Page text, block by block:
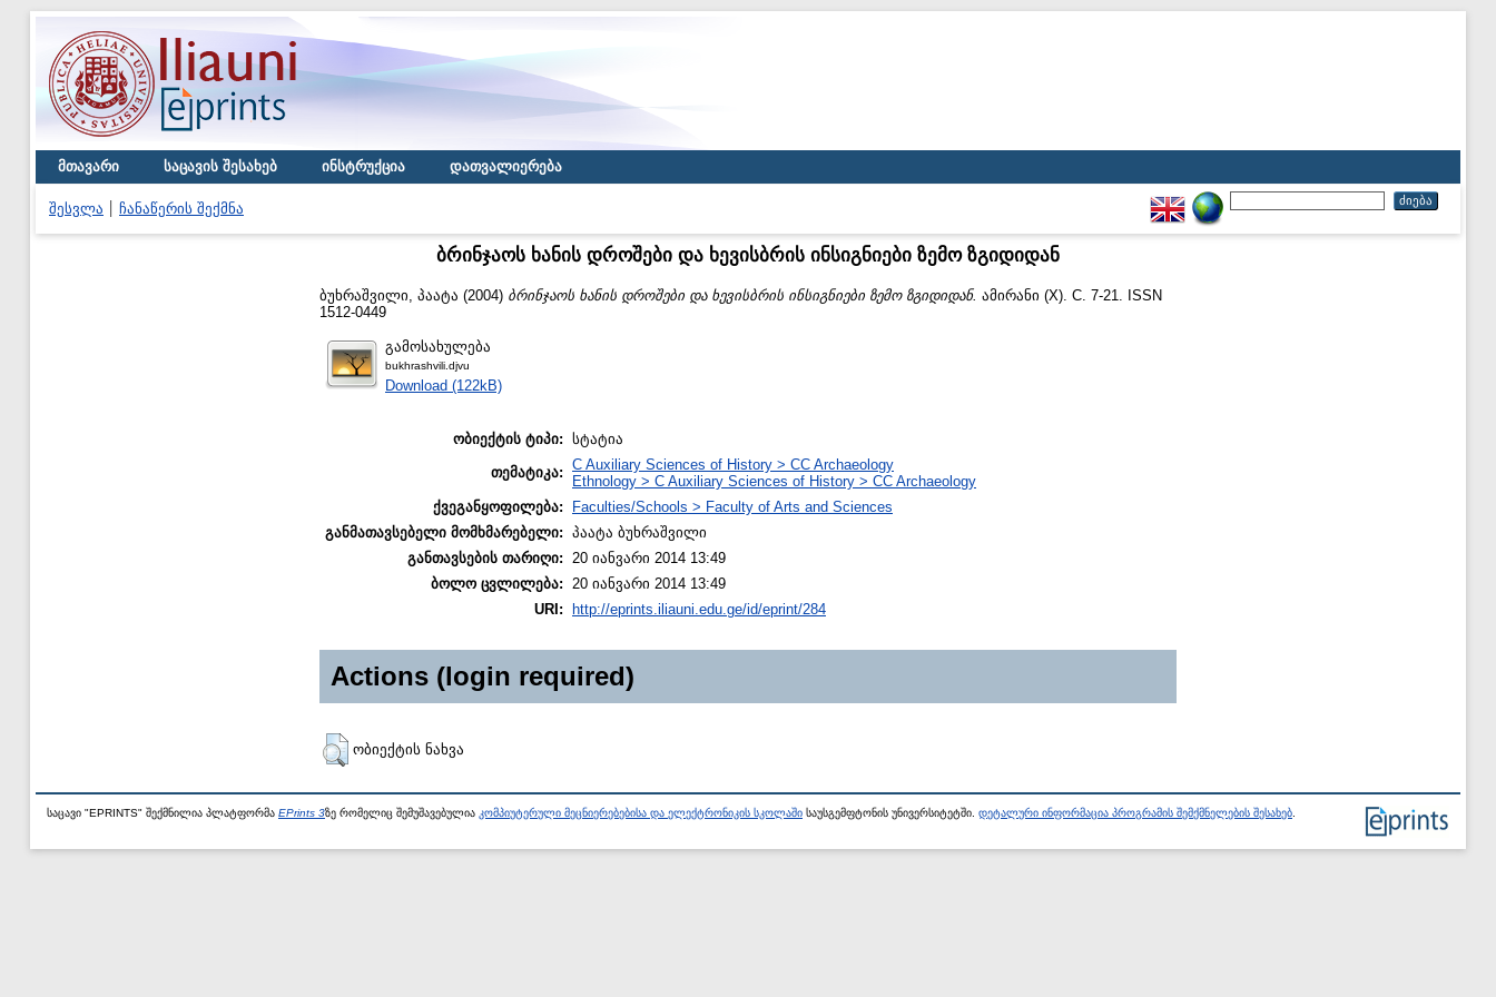
მთავარი საცავის შესახებ ინსტრუქცია დათვალიერება
შესვლა ჩანაწერის შექმნა
ბრინჯაოს ხანის დროშები და ხევისბრის ინსიგნიები ზემო ზგიდიდან
ბუხრაშვილი, პაატა (2004) ბრინჯაოს ხანის დროშები და ხევისბრის ინსიგნიები ზემო ზგიდიდან. ამირანი (X). С. 7-21. ISSN
1512-0449
გამოსახულება
bukhrashvili.djvu
Download (122kB)
ობიექტის ტიპი: სტატია
თემატიკა: C Auxiliary Sciences of History > CC Archaeology
Ethnology > C Auxiliary Sciences of History > CC Archaeology
ქვეგანყოფილება:
Faculties/Schools > Faculty of Arts and Sciences
განმათავსებელი მომხმარებელი: პაატა ბუხრაშვილი
განთავსების თარიღი: 20 იანვარი 2014 13:49
ბოლო ცვლილება: 20 იანვარი 2014 13:49
URI:
http://eprints.iliauni.edu.ge/id/eprint/284
Actions (login required)
ობიექტის ნახვა
საცავი "EPRINTS" შექმნილია პლატფორმა EPrints 3ზე რომელიც შემუშავებულია კომპიუტერული მეცნიერებებისა და ელექტრონიკის სკოლაში საუსგემფტონის უნივერსიტეტში. დეტალური ინფორმაცია პროგრამის შემქმნელების შესახებ.